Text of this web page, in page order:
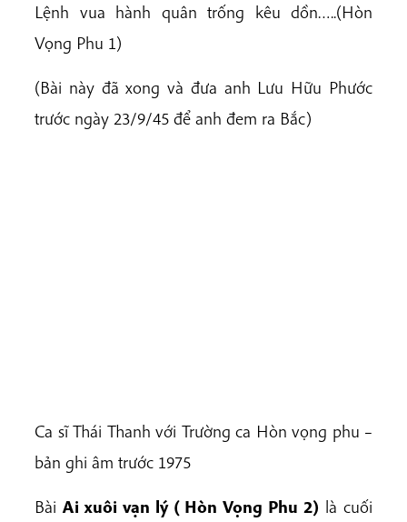
Lệnh vua hành quân trống kêu dồn…..(Hòn
Vọng Phu 1)
(Bài này đã xong và đưa anh Lưu Hữu Phước
trước ngày 23/9/45 để anh đem ra Bắc)
Ca sĩ Thái Thanh với Trường ca Hòn vọng phu –
bản ghi âm trước 1975
Bài Ai xuôi vạn lý ( Hòn Vọng Phu 2) là cuối